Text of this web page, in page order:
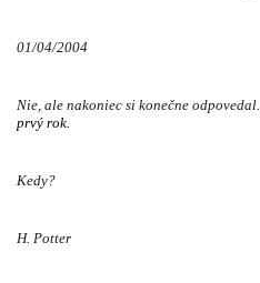
01/04/2004
Nie, ale nakoniec si konečne odpovedal.
prvý rok.
Kedy?
H. Potter